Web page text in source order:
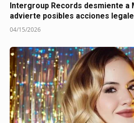
Intergroup Records desmiente a
advierte posibles acciones
04/15/2026